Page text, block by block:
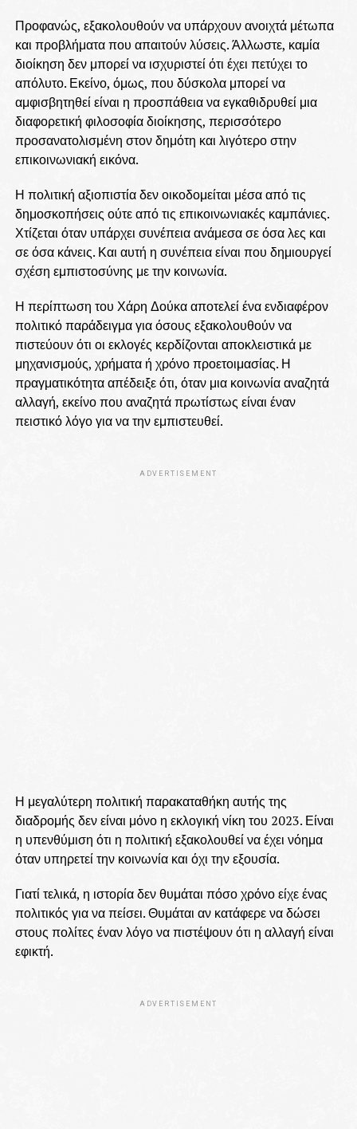
Προφανώς, εξακολουθούν να υπάρχουν ανοιχτά μέτωπα
και προβλήματα που απαιτούν λύσεις. Άλλωστε, καμία
διοίκηση δεν μπορεί να ισχυριστεί ότι έχει πετύχει το
απόλυτο. Εκείνο, όμως, που δύσκολα μπορεί να
αμφισβητηθεί είναι η προσπάθεια να εγκαθιδρυθεί μια
διαφορετική φιλοσοφία διοίκησης, περισσότερο
προσανατολισμένη στον δημότη και λιγότερο στην
επικοινωνιακή εικόνα.
Η πολιτική αξιοπιστία δεν οικοδομείται μέσα από τις
δημοσκοπήσεις ούτε από τις επικοινωνιακές καμπάνιες.
Χτίζεται όταν υπάρχει συνέπεια ανάμεσα σε όσα λες και
σε όσα κάνεις. Και αυτή η συνέπεια είναι που δημιουργεί
σχέση εμπιστοσύνης με την κοινωνία.
Η περίπτωση του Χάρη Δούκα αποτελεί ένα ενδιαφέρον
πολιτικό παράδειγμα για όσους εξακολουθούν να
πιστεύουν ότι οι εκλογές κερδίζονται αποκλειστικά με
μηχανισμούς, χρήματα ή χρόνο προετοιμασίας. Η
πραγματικότητα απέδειξε ότι, όταν μια κοινωνία αναζητά
αλλαγή, εκείνο που αναζητά πρωτίστως είναι έναν
πειστικό λόγο για να την εμπιστευθεί.
ADVERTISEMENT
Η μεγαλύτερη πολιτική παρακαταθήκη αυτής της
διαδρομής δεν είναι μόνο η εκλογική νίκη του 2023. Είναι
η υπενθύμιση ότι η πολιτική εξακολουθεί να έχει νόημα
όταν υπηρετεί την κοινωνία και όχι την εξουσία.
Γιατί τελικά, η ιστορία δεν θυμάται πόσο χρόνο είχε ένας
πολιτικός για να πείσει. Θυμάται αν κατάφερε να δώσει
στους πολίτες έναν λόγο να πιστέψουν ότι η αλλαγή είναι
εφικτή.
ADVERTISEMENT